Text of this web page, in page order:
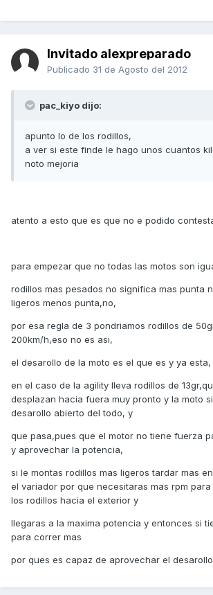
Invitado alexpreparado
Publicado 31 de Agosto del 2012
pac_kiyo dijo:
apunto lo de los rodillos,
a ver si este finde le hago unos cuantos
noto mejoria
atento a esto que es que no e podido
para empezar que no todas las motos son
rodillos mas pesados no significa mas punta
ligeros menos punta,no,
por esa regla de 3 pondriamos rodillos de
200km/h,eso no es asi,
el desarollo de la moto es el que es y ya esta,
en el caso de la agility lleva rodillos de
desplazan hacia fuera muy pronto y la moto
desarollo abierto del todo, y
que pasa,pues que el motor no tiene fuerza
y aprovechar la potencia,
si le montas rodillos mas ligeros tardar mas
el variador por que necesitaras mas rpm
los rodillos hacia el exterior y
llegaras a la maxima potencia y entonces si
para correr mas
por ques es capaz de aprovechar el